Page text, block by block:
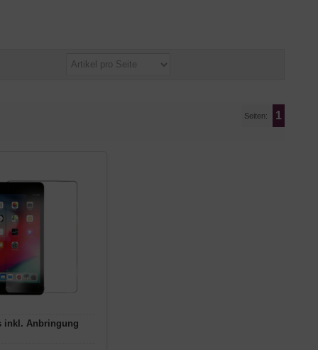
Seiten: 1
inkl. Anbringung